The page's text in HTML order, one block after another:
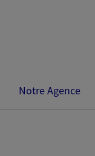
Notre Agence